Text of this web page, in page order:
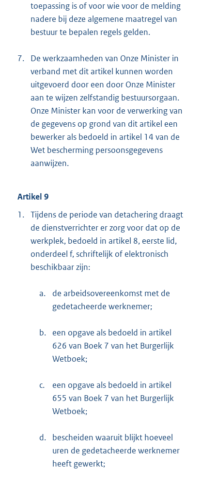
toepassing is of voor wie voor de melding
nadere bij deze algemene maatregel van
bestuur te bepalen regels gelden.
7.
De werkzaamheden van Onze Minister in
verband met dit artikel kunnen worden
uitgevoerd door een door Onze Minister
aan te wijzen zelfstandig bestuursorgaan.
Onze Minister kan voor de verwerking van
de gegevens op grond van dit artikel een
bewerker als bedoeld in artikel 14 van de
Wet bescherming persoonsgegevens
aanwijzen.
Artikel 9
1. Tijdens de periode van detachering draagt
de dienstverrichter er zorg voor dat op de
werkplek, bedoeld in artikel 8, eerste lid,
onderdeel f, schriftelijk of elektronisch
beschikbaar zijn:
a.
de arbeidsovereenkomst met de
gedetacheerde werknemer;
b.
een opgave als bedoeld in artikel
626 van Boek 7 van het Burgerlijk
Wetboek;
c.
een opgave als bedoeld in artikel
655 van Boek 7 van het Burgerlijk
Wetboek;
d.
bescheiden waaruit blijkt hoeveel
uren de gedetacheerde werknemer
heeft gewerkt;